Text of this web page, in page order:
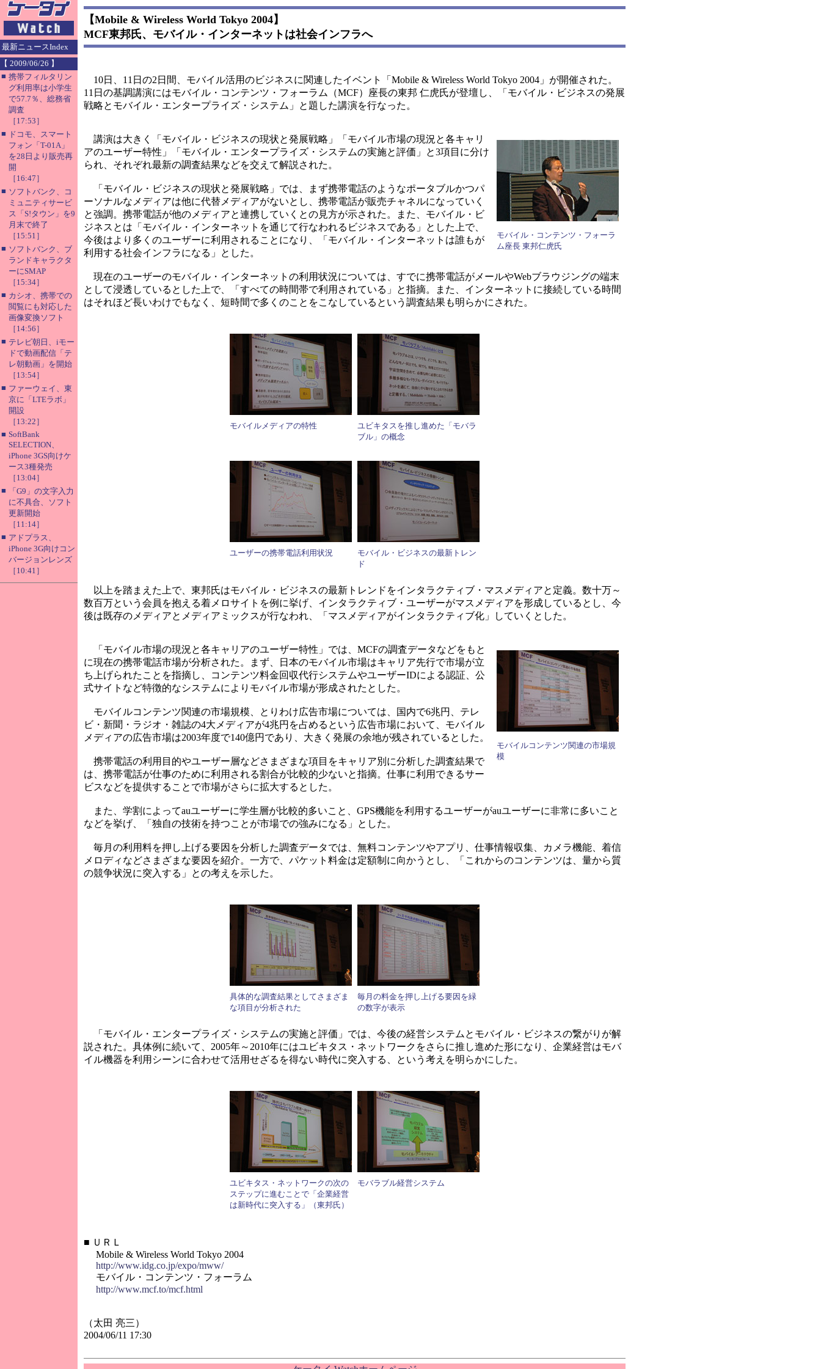
最新ニュースIndex
【 2009/06/26 】
■ 携帯フィルタリン
グ利用率は小学生
で57.7％、総務省
調査
［17:53］
■ ドコモ、スマート
フォン「T-01A」
を28日より販売再
開
［16:47］
■ ソフトバンク、コ
ミュニティサービ
ス「S!タウン」を9
月末で終了
［15:51］
■ ソフトバンク、ブ
ランドキャラクタ
ーにSMAP
［15:34］
■ カシオ、携帯での
閲覧にも対応した
画像変換ソフト
［14:56］
■ テレビ朝日、iモー
ドで動画配信「テ
レ朝動画」を開始
［13:54］
■ ファーウェイ、東
京に「LTEラボ」
開設
［13:22］
■ SoftBank
SELECTION、
iPhone 3GS向けケ
ース3種発売
［13:04］
■
「G9」の文字入力
に不具合、ソフト
更新開始
［11:14］
■ アドプラス、
iPhone 3G向けコン
バージョンレンズ
［10:41］
【Mobile & Wireless World Tokyo 2004】
MCF東邦氏、モバイル・インターネットは社会インフラへ
10日、11日の2日間、モバイル活用のビジネスに関連したイベント「Mobile & Wireless World Tokyo 2004」が開催された。
11日の基調講演にはモバイル・コンテンツ・フォーラム（MCF）座長の東邦 仁虎氏が登壇し、「モバイル・ビジネスの発展
戦略とモバイル・エンタープライズ・システム」と題した講演を行なった。
モバイル・コンテンツ・フォーラ
ム座長 東邦仁虎氏
講演は大きく「モバイル・ビジネスの現状と発展戦略」「モバイル市場の現況と各キャリ
アのユーザー特性」「モバイル・エンタープライズ・システムの実施と評価」と3項目に分け
られ、それぞれ最新の調査結果などを交えて解説された。
「モバイル・ビジネスの現状と発展戦略」では、まず携帯電話のようなポータブルかつパ
ーソナルなメディアは他に代替メディアがないとし、携帯電話が販売チャネルになっていく
と強調。携帯電話が他のメディアと連携していくとの見方が示された。また、モバイル・ビ
ジネスとは「モバイル・インターネットを通じて行なわれるビジネスである」とした上で、
今後はより多くのユーザーに利用されることになり、「モバイル・インターネットは誰もが
利用する社会インフラになる」とした。
現在のユーザーのモバイル・インターネットの利用状況については、すでに携帯電話がメールやWebブラウジングの端末
として浸透しているとした上で、「すべての時間帯で利用されている」と指摘。また、インターネットに接続している時間
はそれほど長いわけでもなく、短時間で多くのことをこなしているという調査結果も明らかにされた。
モバイルメディアの特性
ユビキタスを推し進めた「モバラ
ブル」の概念
ユーザーの携帯電話利用状況
モバイル・ビジネスの最新トレン
ド
以上を踏まえた上で、東邦氏はモバイル・ビジネスの最新トレンドをインタラクティブ・マスメディアと定義。数十万～
数百万という会員を抱える着メロサイトを例に挙げ、インタラクティブ・ユーザーがマスメディアを形成しているとし、今
後は既存のメディアとメディアミックスが行なわれ、「マスメディアがインタラクティブ化」していくとした。
モバイルコンテンツ関連の市場規
模
「モバイル市場の現況と各キャリアのユーザー特性」では、MCFの調査データなどをもと
に現在の携帯電話市場が分析された。まず、日本のモバイル市場はキャリア先行で市場が立
ち上げられたことを指摘し、コンテンツ料金回収代行システムやユーザーIDによる認証、公
式サイトなど特徴的なシステムによりモバイル市場が形成されたとした。
モバイルコンテンツ関連の市場規模、とりわけ広告市場については、国内で6兆円、テレ
ビ・新聞・ラジオ・雑誌の4大メディアが4兆円を占めるという広告市場において、モバイル
メディアの広告市場は2003年度で140億円であり、大きく発展の余地が残されているとした。
携帯電話の利用目的やユーザー層などさまざまな項目をキャリア別に分析した調査結果で
は、携帯電話が仕事のために利用される割合が比較的少ないと指摘。仕事に利用できるサー
ビスなどを提供することで市場がさらに拡大するとした。
また、学割によってauユーザーに学生層が比較的多いこと、GPS機能を利用するユーザーがauユーザーに非常に多いこと
などを挙げ、「独自の技術を持つことが市場での強みになる」とした。
毎月の利用料を押し上げる要因を分析した調査データでは、無料コンテンツやアプリ、仕事情報収集、カメラ機能、着信
メロディなどさまざまな要因を紹介。一方で、パケット料金は定額制に向かうとし、「これからのコンテンツは、量から質
の競争状況に突入する」との考えを示した。
具体的な調査結果としてさまざま
な項目が分析された
毎月の料金を押し上げる要因を緑
の数字が表示
「モバイル・エンタープライズ・システムの実施と評価」では、今後の経営システムとモバイル・ビジネスの繋がりが解
説された。具体例に続いて、2005年～2010年にはユビキタス・ネットワークをさらに推し進めた形になり、企業経営はモバ
イル機器を利用シーンに合わせて活用せざるを得ない時代に突入する、という考えを明らかにした。
ユビキタス・ネットワークの次の
ステップに進むことで「企業経営
は新時代に突入する」（東邦氏）
モバラブル経営システム
■ ＵＲＬ
Mobile & Wireless World Tokyo 2004
http://www.idg.co.jp/expo/mww/
モバイル・コンテンツ・フォーラム
http://www.mcf.to/mcf.html
（太田 亮三）
2004/06/11 17:30